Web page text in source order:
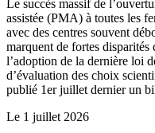
Le succès massif de
assistée (PMA) à toutes les
avec des centres souvent
marquent de fortes disparités
l’adoption de la dernière loi
d’évaluation des choix
publié 1er juillet dernier un
Le 1 juillet 2026